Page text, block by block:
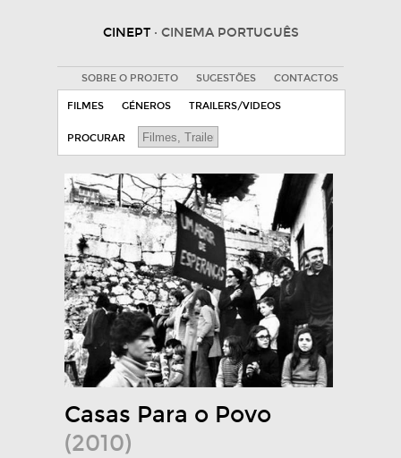
CINEPT · CINEMA PORTUGUÊS
SOBRE O PROJETO SUGESTÕES CONTACTOS
FILMES GÉNEROS TRAILERS/VIDEOS
PROCURAR
Casas Para o Povo
(2010)